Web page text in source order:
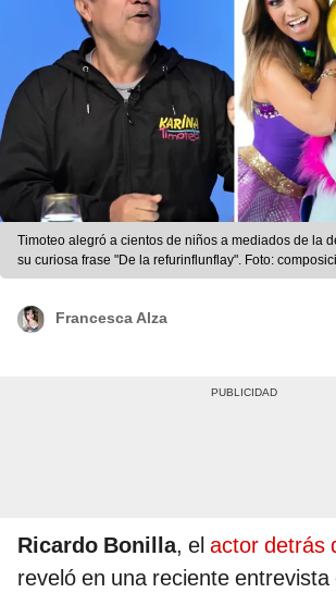
Timoteo alegró a cientos de niños a mediados de la
su curiosa frase "De la refurinflunflay". Foto:
en la red/Instagram/Karina Rivera
Francesca Alza
Ricardo Bonilla, el actor detrás
reveló en una reciente entrevista